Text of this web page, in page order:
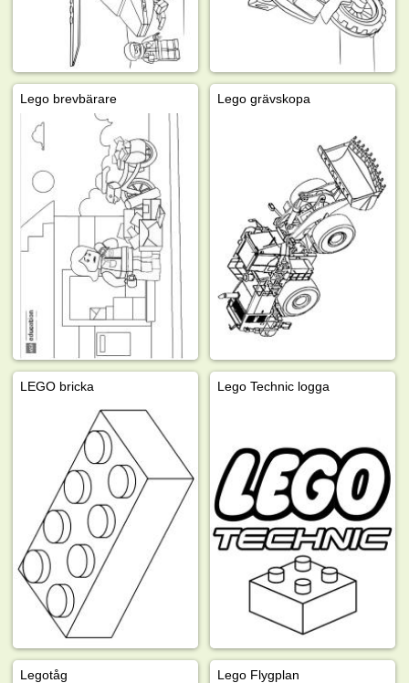
Lego brevbärare Lego grävskopa
LEGO bricka Lego Technic logga
Legotåg Lego Flygplan